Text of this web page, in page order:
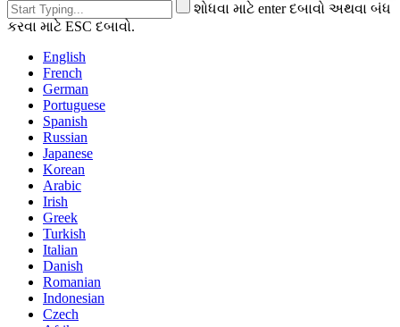
શોધવા માટે enter દબાવો અથવા બંધ
કરવા માટે ESC દબાવો.
English
French
German
Portuguese
Spanish
Russian
Japanese
Korean
Arabic
Irish
Greek
Turkish
Italian
Danish
Romanian
Indonesian
Czech